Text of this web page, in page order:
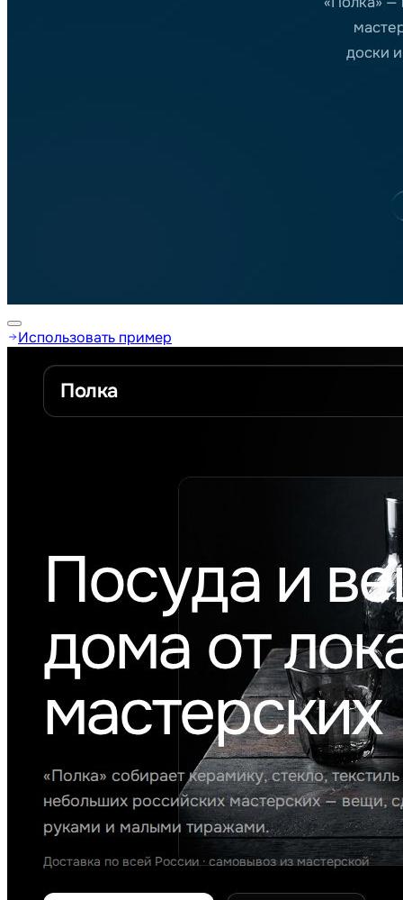
Использовать пример